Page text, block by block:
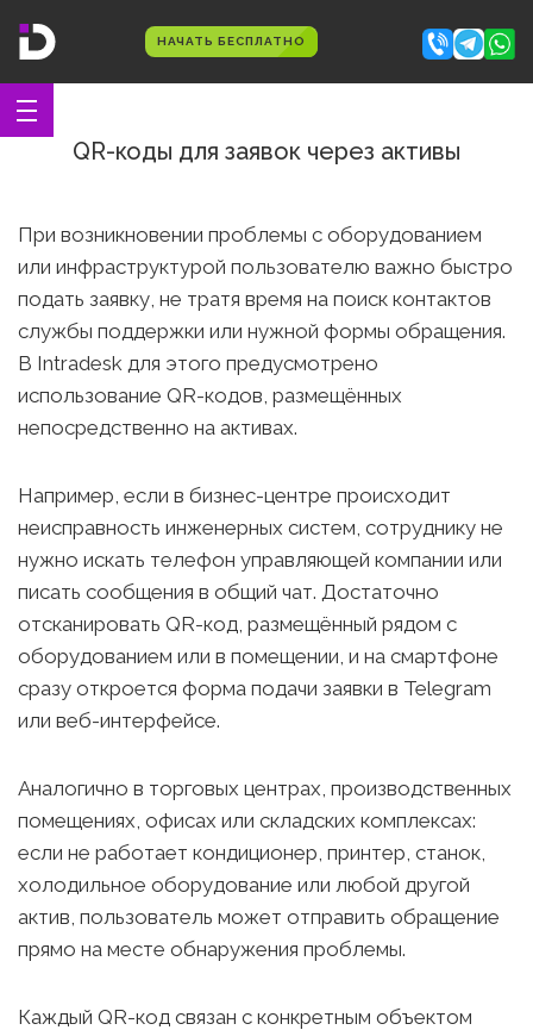
НАЧАТЬ БЕСПЛАТНО
QR-коды для заявок через активы
При возникновении проблемы с оборудованием
или инфраструктурой пользователю важно быстро
подать заявку, не тратя время на поиск контактов
службы поддержки или нужной формы обращения.
В Intradesk для этого предусмотрено
использование QR-кодов, размещённых
непосредственно на активах.
Например, если в бизнес-центре происходит
неисправность инженерных систем, сотруднику не
нужно искать телефон управляющей компании или
писать сообщения в общий чат. Достаточно
отсканировать QR-код, размещённый рядом с
оборудованием или в помещении, и на смартфоне
сразу откроется форма подачи заявки в Telegram
или веб-интерфейсе.
Аналогично в торговых центрах, производственных
помещениях, офисах или складских комплексах:
если не работает кондиционер, принтер, станок,
холодильное оборудование или любой другой
актив, пользователь может отправить обращение
прямо на месте обнаружения проблемы.
Каждый QR-код связан с конкретным объектом